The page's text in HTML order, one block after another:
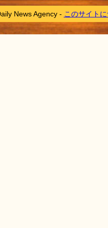
News Agency - このサイト